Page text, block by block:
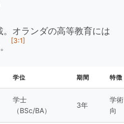
オランダの高等教育には
[3:1]
学位 期間 特徴
学士
（BSc/BA）
3年
学
向